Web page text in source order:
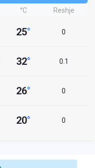
°C Reshje
25° 0
32° 0.1
26° 0
20° 0